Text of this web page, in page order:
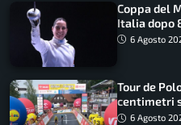
Coppa del
Italia dopo
lavoro dà
6 Agosto
Tour de
centimetri
tappa6 Agosto